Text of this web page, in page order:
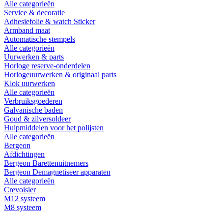
Alle categorieën
Service & decoratie
Adhesiefolie & watch Sticker
Armband maat
Automatische stempels
Alle categorieën
Uurwerken & parts
Horloge reserve-onderdelen
Horlogeuurwerken & originaal parts
Klok uurwerken
Alle categorieën
Verbruiksgoederen
Galvanische baden
Goud & zilversoldeer
Hulpmiddelen voor het polijsten
Alle categorieën
Bergeon
Afdichtingen
Bergeon Barettenuitnemers
Bergeon Demagnetiseer apparaten
Alle categorieën
Crevoisier
M12 systeem
M8 systeem